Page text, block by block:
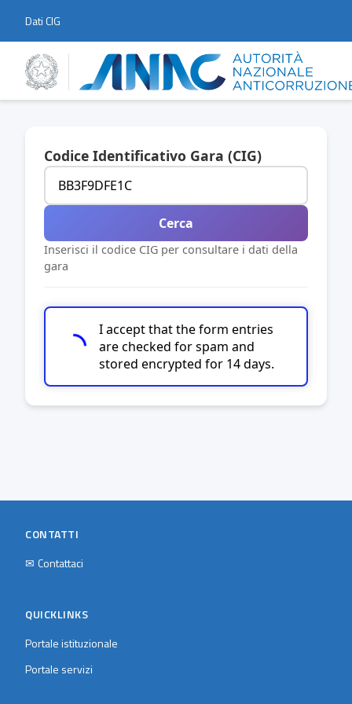
Dati CIG
Codice Identificativo Gara (CIG)
Cerca
Inserisci il codice CIG per consultare i dati della
gara
I accept that the form entries
are checked for spam and
stored encrypted for 14 days.
CONTATTI
✉ Contattaci
QUICKLINKS
Portale istituzionale
Portale servizi